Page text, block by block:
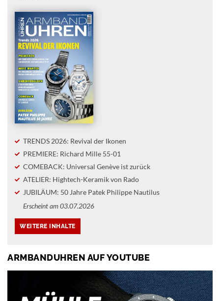
TRENDS 2026: Revival der Ikonen
PREMIERE: Richard Mille 55-01
COMEBACK: Universal Genève ist zurück
ATELIER: Hightech-Keramik von Rado
JUBILÄUM: 50 Jahre Patek Philippe Nautilus
Erscheint am 03.07.2026
ARMBANDUHREN AUF YOUTUBE